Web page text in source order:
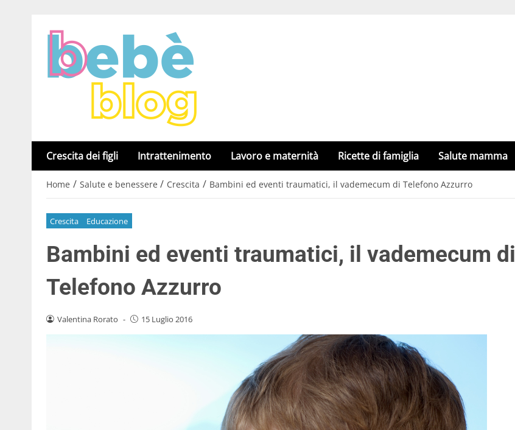
Crescita dei figli Intrattenimento Lavoro e maternità Ricette di famiglia Salute mamma
Home / Salute e benessere / Crescita / Bambini ed eventi traumatici, il vademecum di Telefono Azzurro
Crescita Educazione
Bambini ed eventi traumatici, il vademecum di
Telefono Azzurro
Valentina Rorato - 15 Luglio 2016